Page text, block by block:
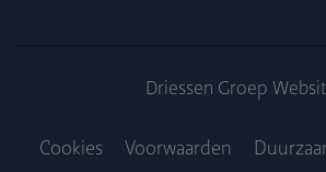
Driessen Groep
Cookies Voorwaarden